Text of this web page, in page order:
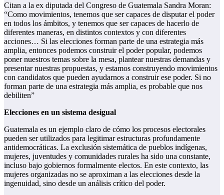
Citan a la ex diputada del Congreso de Guatemala Sandra Moran:
“Como movimientos, tenemos que ser capaces de disputar el poder
en todos los ámbitos, y tenemos que ser capaces de hacerlo de
diferentes maneras, en distintos contextos y con diferentes
acciones… Si las elecciones forman parte de una estrategia más
amplia, entonces podemos construir el poder popular, podemos
poner nuestros temas sobre la mesa, plantear nuestras demandas y
presentar nuestras propuestas, y estamos construyendo movimientos
con candidatos que pueden ayudarnos a construir ese poder. Si no
forman parte de una estrategia más amplia, es probable que nos
debiliten”
Elecciones en un sistema desigual
Guatemala es un ejemplo claro de cómo los procesos electorales
pueden ser utilizados para legitimar estructuras profundamente
antidemocráticas. La exclusión sistemática de pueblos indígenas,
mujeres, juventudes y comunidades rurales ha sido una constante,
incluso bajo gobiernos formalmente electos. En este contexto, las
mujeres organizadas no se aproximan a las elecciones desde la
ingenuidad, sino desde un análisis crítico del poder.